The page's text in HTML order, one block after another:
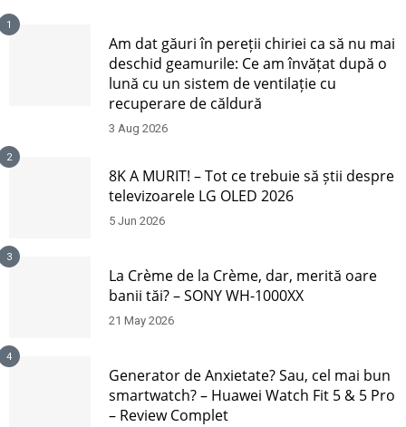
1
Am dat găuri în pereții chiriei ca să nu mai
deschid geamurile: Ce am învățat după o
lună cu un sistem de ventilație cu
recuperare de căldură
3 Aug 2026
2
8K A MURIT! – Tot ce trebuie să știi despre
televizoarele LG OLED 2026
5 Jun 2026
3
La Crème de la Crème, dar, merită oare
banii tăi? – SONY WH-1000XX
21 May 2026
4
Generator de Anxietate? Sau, cel mai bun
smartwatch? – Huawei Watch Fit 5 & 5 Pro
– Review Complet